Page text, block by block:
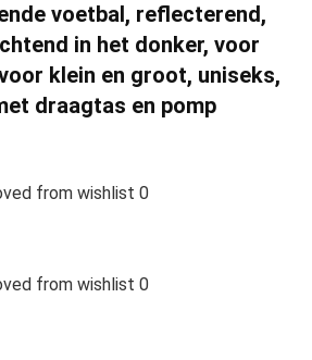
voetbal, reflecterend,
in het donker, voor
klein en groot, uniseks,
draagtas en pomp
from wishlist 0
from wishlist 0